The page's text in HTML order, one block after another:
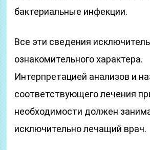
бактериальные инфекции.
Все эти сведения
ознакомительного характера.
Интерпретацией анализов и
соответствующего лечения
необходимости должен
исключительно лечащий врач.